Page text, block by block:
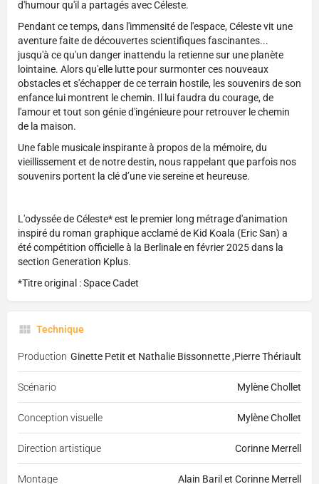
d'humour qu'il a partagés avec Céleste.
Pendant ce temps, dans l'immensité de l'espace, Céleste vit une
aventure faite de découvertes scientifiques fascinantes...
jusqu'à ce qu'un danger inattendu la retienne sur une planète
lointaine. Alors qu'elle lutte pour surmonter ces nouveaux
obstacles et s'échapper de ce terrain hostile, les souvenirs de son
enfance lui montrent le chemin. Il lui faudra du courage, de
l'amour et tout son génie d'ingénieure pour retrouver le chemin
de la maison.
Une fable musicale inspirante à propos de la mémoire, du
vieillissement et de notre destin, nous rappelant que parfois nos
souvenirs portent la clé d’une vie sereine et heureuse.
L'odyssée de Céleste* est le premier long métrage d'animation
inspiré du roman graphique acclamé de Kid Koala (Eric San) a
été compétition officielle à la Berlinale en février 2025 dans la
section Generation Kplus.
​*Titre original : Space Cadet
Technique
Production Ginette Petit et Nathalie Bissonnette ,Pierre Thériault
Scénario Mylène Chollet
Conception visuelle Mylène Chollet
Direction artistique Corinne Merrell
Montage Alain Baril et Corinne Merrell